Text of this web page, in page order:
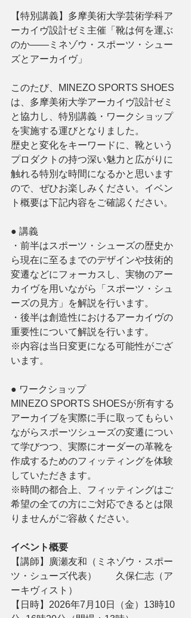
【特別講義】多摩美術大学芸術学科ア
ーカイヴ設計ゼミ主催「靴は何を運ぶ
のか——ミネゾウ・スポーツ・シュー
ズとアーカイヴ」
このたび、MINEZO SPORTS SHOES
は、多摩美術大学アーカイヴ設計ゼミ
と協力し、特別講義・ワークショップ
を実施する運びとなりました。
歴史と変化をキーワードに、靴という
プロダクトの持つ深い魅力と広がりに
触れる特別な時間になるかと思います
ので、ぜひお楽しみください。イベン
ト概要は下記内容をご確認ください。
● 講義
・前半はスポーツ・シューズの歴史か
ら現在に至るまでのデザインや技術的
変遷などにフォーカスし、実物のアー
カイヴを用いながら「スポーツ・シュ
ーズの見方」を解説を行います。
・後半は創造性におけるアーカイヴの
重要性について解説を行います。
※内容は当日変更になる可能性がござ
います。
● ワークショップ
MINEZO SPORTS SHOESが所有する
アーカイブを実際に手に取ってもらい
ながらスポーツシューズの変遷につい
て学びつつ、実際にオーダーの革靴を
作成するためのフィッティングを体験
していただきます。
※時間の都合上、フィッティングはご
希望の全ての方にご対応できるとは限
りませんがご容赦ください。
イベント概要
【講師】廣瀬友和（ミネゾウ・スポー
ツ・シューズ代表）　　久保仁志（ア
ーキヴィスト）
【日時】2026年7月10日（金）13時10